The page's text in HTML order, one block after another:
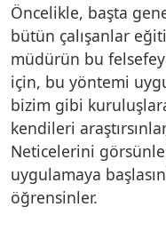
Öncelikle, başta
bütün çalışanlar
müdürün bu
için, bu yöntemi
bizim gibi
kendileri
Neticelerini
uygulamaya
öğrensinler.